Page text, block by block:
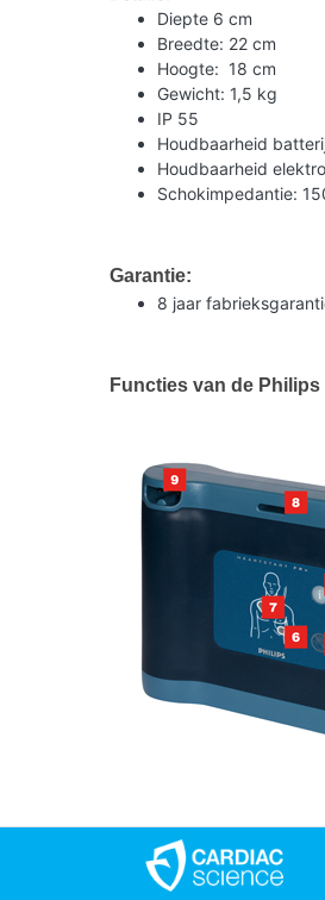
Diepte 6 cm
Breedte: 22 cm
Hoogte: 18 cm
Gewicht: 1,5 kg
IP 55
Houdbaarheid
Houdbaarheid
Schokimpedantie:
Garantie:
8 jaar
Functies van de Philips